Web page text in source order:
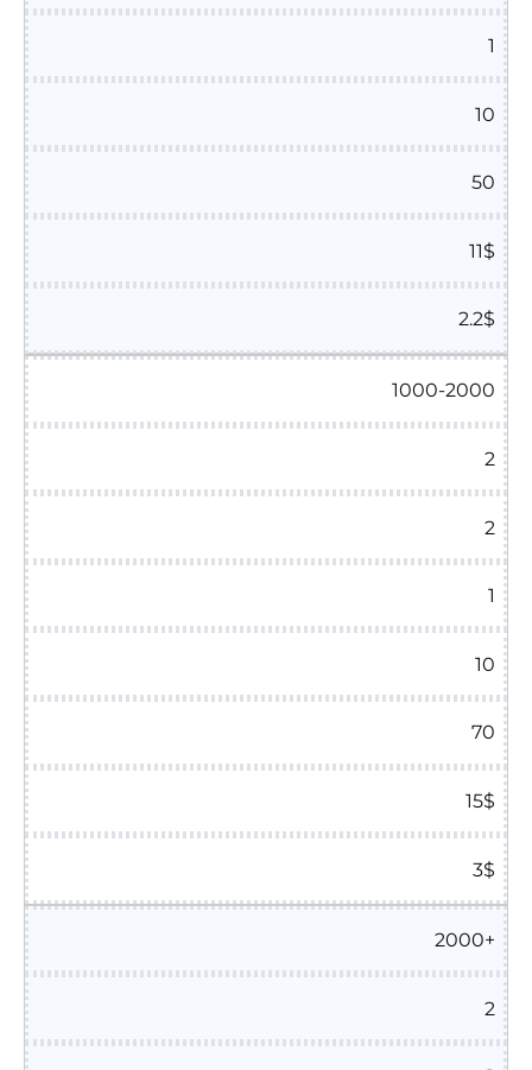
1
10
50
11$
2.2$
1000-2000
2
2
1
10
70
15$
3$
2000+
2